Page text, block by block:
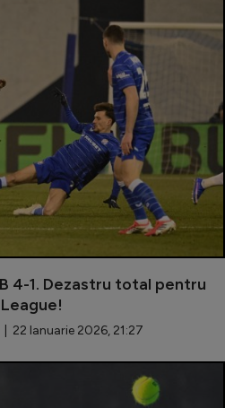
4-1. Dezastru total pentru
22 Ianuarie 2026, 21:27